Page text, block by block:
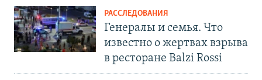
РАССЛЕДОВАНИЯ
Генералы и семья. Что
известно о жертвах взрыва
в ресторане Balzi Rossi